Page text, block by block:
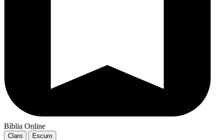
Bíblia Online
Claro Escuro